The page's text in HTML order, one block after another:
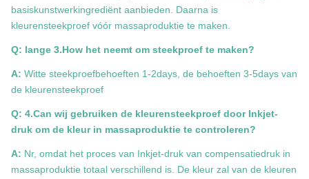
basiskunstwerkingrediënt aanbieden. Daarna is
kleurensteekproef vóór massaproduktie te maken.
Q: lange 3.How het neemt om steekproef te maken?
A: Witte steekproefbehoeften 1-2days, de behoeften 3-5days van
de kleurensteekproef
Q: 4.Can wij gebruiken de kleurensteekproef door Inkjet-
druk om de kleur in massaproduktie te controleren?
A: Nr, omdat het proces van Inkjet-druk van compensatiedruk in
massaproduktie totaal verschillend is. De kleur zal van de kleuren